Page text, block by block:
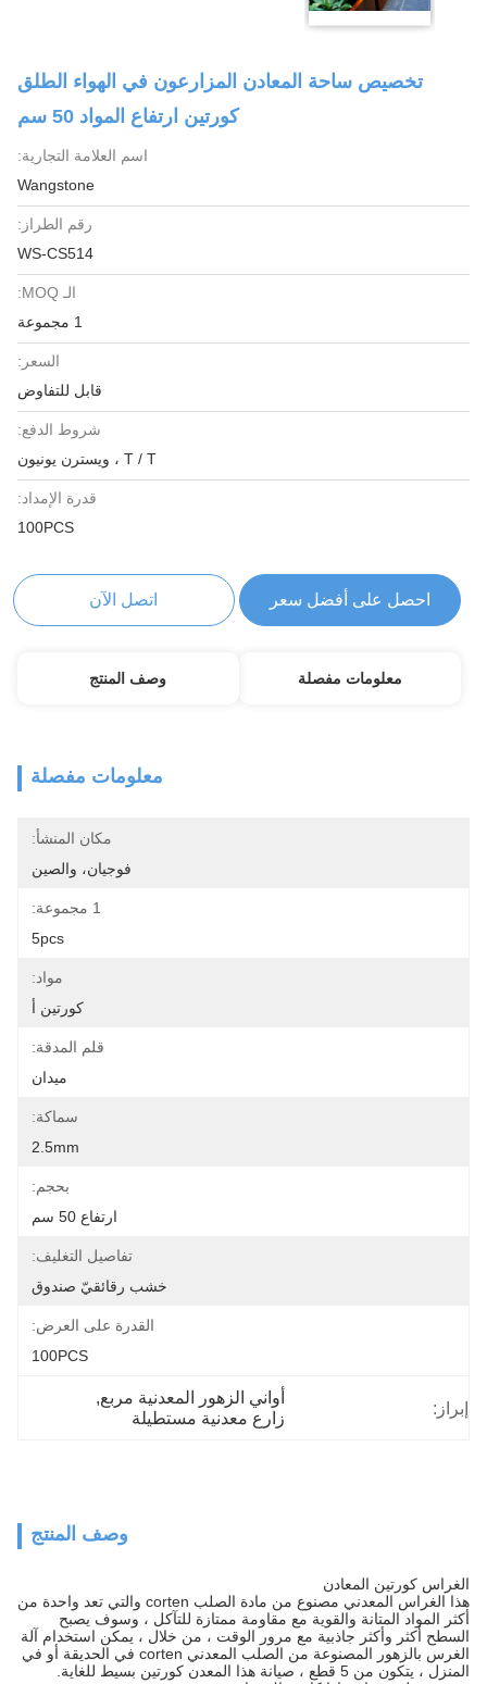
تخصيص ساحة المعادن المزارعون في الهواء الطلق
كورتين ارتفاع المواد 50 سم
اسم العلامة التجارية:
Wangstone
رقم الطراز:
WS-CS514
الـ MOQ:
السعر:
قابل للتفاوض
شروط الدفع:
T / T ، ويسترن يونيون
قدرة الإمداد:
100PCS
احصل على أفضل سعر اتصل الآن
معلومات مفصلة وصف المنتج
معلومات مفصلة
مكان المنشأ:
فوجيان، والصين
5pcs
مواد:
كورتين أ
قلم المدقة:
ميدان
سماكة:
2.5mm
بحجم:
ارتفاع 50 سم
تفاصيل التغليف:
خشب رقائقيّ صندوق
القدرة على العرض:
100PCS
إبراز:
أواني الزهور المعدنية مربع,
زارع معدنية مستطيلة
وصف المنتج
الغراس كورتين المعادن
هذا الغراس المعدني مصنوع من مادة الصلب corten والتي تعد واحدة من
أكثر المواد المتانة والقوية مع مقاومة ممتازة للتآكل ، وسوف يصبح
السطح أكثر وأكثر جاذبية مع مرور الوقت ، من خلال ، يمكن استخدام آلة
الغرس بالزهور المصنوعة من الصلب المعدني corten في الحديقة أو في
المنزل ، يتكون من 5 قطع ، صيانة هذا المعدن كورتين بسيط للغاية.